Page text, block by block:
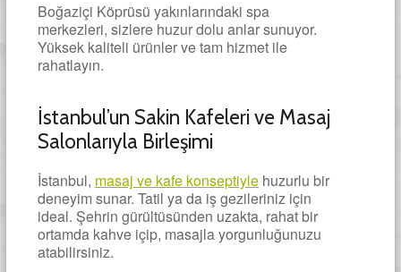
Boğaziçi Köprüsü yakınlarındaki spa
merkezleri, sizlere huzur dolu anlar sunuyor.
Yüksek kaliteli ürünler ve tam hizmet ile
rahatlayın.
İstanbul’un Sakin Kafeleri ve Masaj
Salonlarıyla Birleşimi
İstanbul, masaj ve kafe konseptiylehuzurlu bir
deneyim sunar. Tatil ya da iş gezileriniz için
ideal. Şehrin gürültüsünden uzakta, rahat bir
ortamda kahve içip, masajla yorgunluğunuzu
atabilirsiniz.